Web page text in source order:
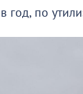
год, по